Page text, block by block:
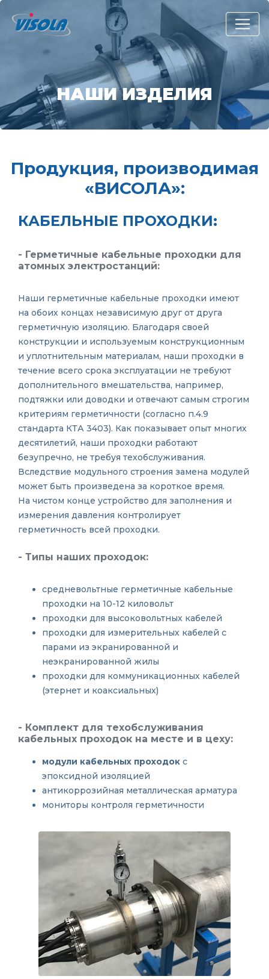
НАШИ ИЗДЕЛИЯ
Продукция, производимая
«ВИСОЛА»:
КАБЕЛЬНЫЕ ПРОХОДКИ:
- Герметичные кабельные проходки для
атомных электростанций:
Наши герметичные кабельные проходки имеют
на обоих концах независимую друг от друга
герметичную изоляцию. Благодаря своей
конструкции и используемым конструкционным
и уплотнительным материалам, наши проходки в
течение всего срока эксплуатации не требуют
дополнительного вмешательства, например,
подтяжки или доводки и отвечают самым строгим
критериям герметичности (согласно п.4.9
стандарта КТА 3403). Как показывает опыт многих
десятилетий, наши проходки работают
безупречно, не требуя техобслуживания.
Вследствие модульного строения замена модулей
может быть произведена за короткое время.
На чистом конце устройство для заполнения и
измерения давления контролирует
герметичность всей проходки.
- Типы наших проходок:
средневольтные герметичные кабельные
проходки на 10-12 киловольт
проходки для высоковольтных кабелей
проходки для измерительных кабелей с
парами из экранированной и
неэкранированной жилы
проходки для коммуникационных кабелей
(этернет и коаксиальных)
- Комплект для техобслуживания
кабельных проходок на месте и в цеху:
модули кабельных проходок с
эпоксидной изоляцией
антикоррозийная металлическая арматура
мониторы контроля герметичности